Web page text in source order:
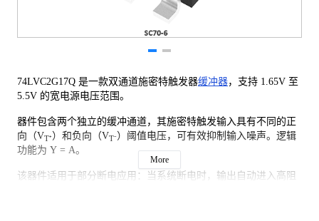
74LVC2G17Q 是一款双通道施密特触发器缓冲器，支持 1.65V 至
5.5V 的宽电源电压范围。
器件包含两个独立的缓冲通道，其施密特触发输入具有不同的正
向（VT⁺）和负向（VT⁻）阈值电压，可有效抑制输入噪声。逻辑
功能为 Y = A。
该器件适用于部分断电应用：当系统断电时，输出自动进入高阻
More